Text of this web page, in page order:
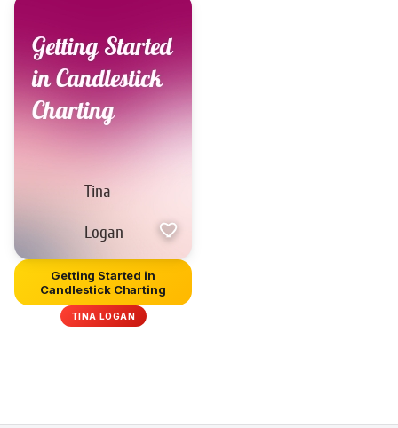
Getting Started in
Candlestick Charting
TINA LOGAN